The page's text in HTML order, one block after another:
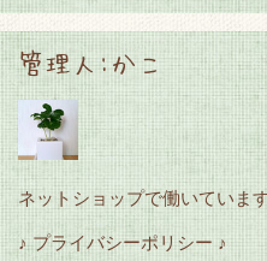
管理人:かこ
ネットショップで働いています
♪ プライバシーポリシー ♪